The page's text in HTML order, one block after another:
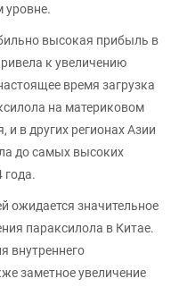
уровне.
высокая прибыль в
к увеличению
время загрузка
на материковом
и в других регионах Азии
до самых высоких
года.
ожидается значительное
параксилола в Китае.
внутреннего
заметное увеличение